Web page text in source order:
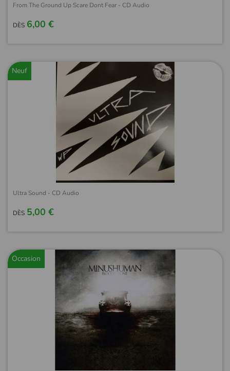
From The Ground Up Scare Dont Fear - CD Audio
DÈS 6,00 €
Neuf
Ultra Sound - CD Audio
DÈS 5,00 €
Occasion